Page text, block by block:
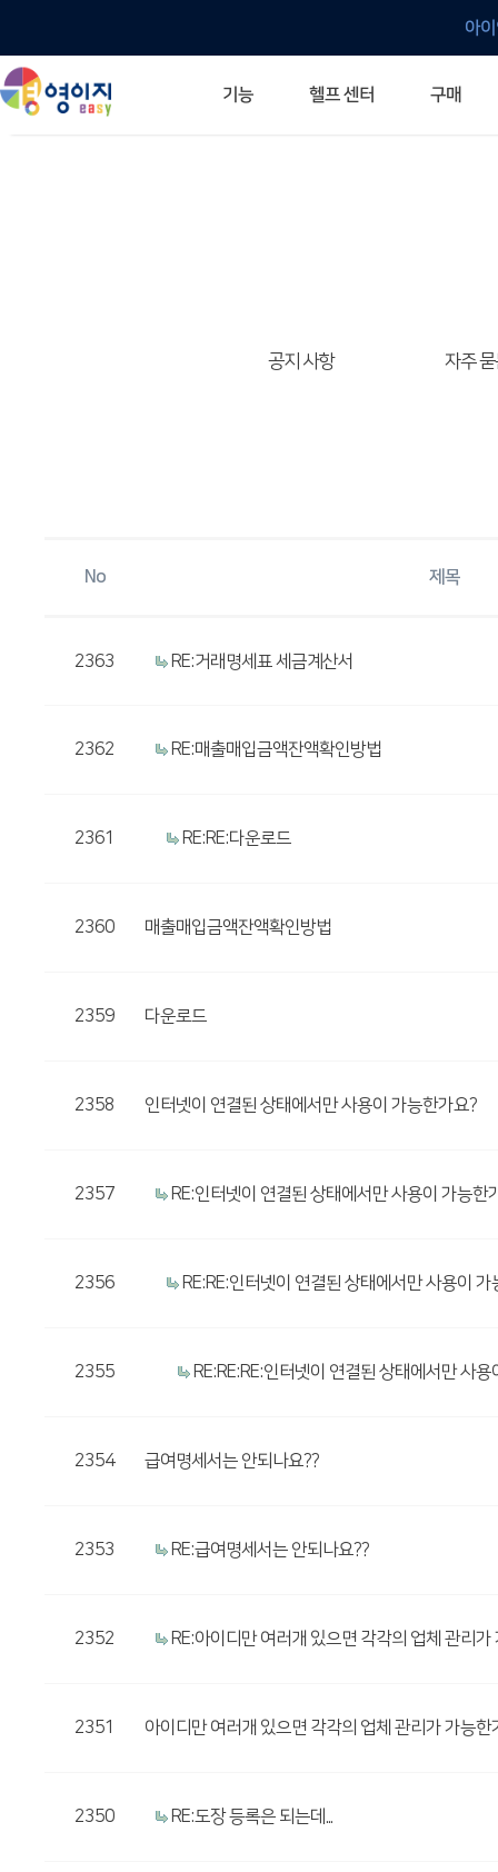
아
기능 헬프 센터 구매
공지 사항 자주
No 제목
2363 RE:거래명세표 세금계산서
2362 RE:매출매입금액잔액확인방법
2361 RE:RE:다운로드
2360 매출매입금액잔액확인방법
2359 다운로드
2358 인터넷이 연결된 상태에서만 사용이 가능한가요?
2357 RE:인터넷이 연결된 상태에서만 사용이 가능한
2356 RE:RE:인터넷이 연결된 상태에서만 사용이 가
2355 RE:RE:RE:인터넷이 연결된 상태에서만 사
2354 급여명세서는 안되나요??
2353 RE:급여명세서는 안되나요??
2352 RE:아이디만 여러개 있으면 각각의 업체 관리가
2351 아이디만 여러개 있으면 각각의 업체 관리가 가능한
2350 RE:도장 등록은 되는데...